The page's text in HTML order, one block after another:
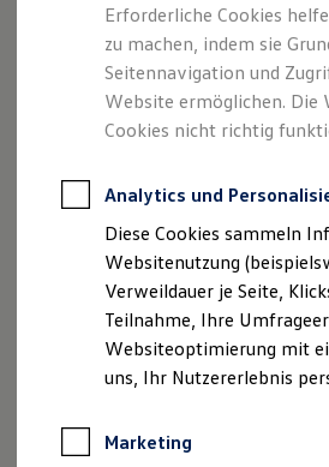
Leasing
Leasing-Angebote
Gebrauchtwagen
Junge
Elektroauto Leasing
Kleinwagen-Leasing
Leasing ohne
Autokredit mit
Versicherungen und
Kfz-Versicherung
Garantien
Wartungsverträge
Geschäftskunden
Professional Class bei
Großkunden
Behörden
Anpfiff zum Gewinn
Der ID.7
Impressum
Erforderliche Cookies
zu machen, indem sie
Seitennavigation und
Website ermöglichen. Die
Cookies nicht richtig
Analytics und
Diese Cookies sammeln
Websitenutzung
Verweildauer je Seite,
Teilnahme, Ihre
Websiteoptimierung mit
uns, Ihr Nutzererlebnis
Marketing